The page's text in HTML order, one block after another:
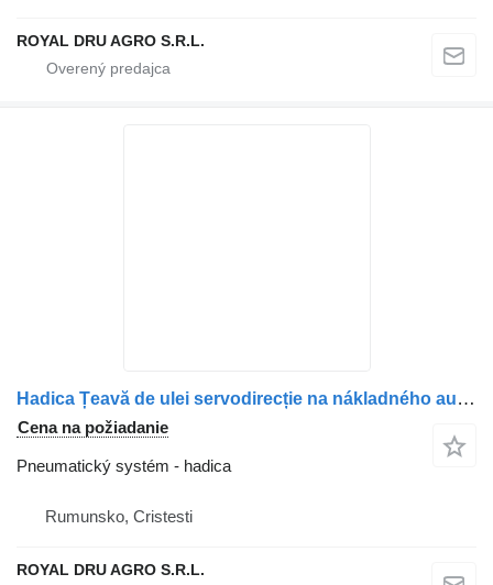
ROYAL DRU AGRO S.R.L.
Hadica Țeavă de ulei servodirecție na nákladného auta Scania – 1941198
Cena na požiadanie
Pneumatický systém - hadica
Rumunsko, Cristesti
ROYAL DRU AGRO S.R.L.